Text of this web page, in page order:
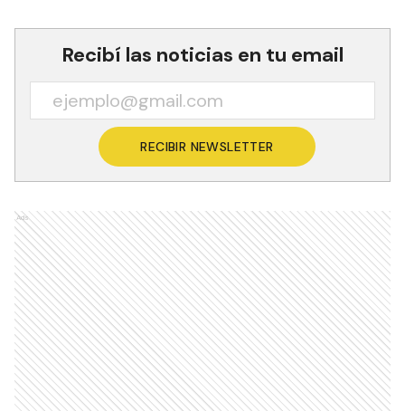
Recibí las noticias en tu email
RECIBIR NEWSLETTER
Ads